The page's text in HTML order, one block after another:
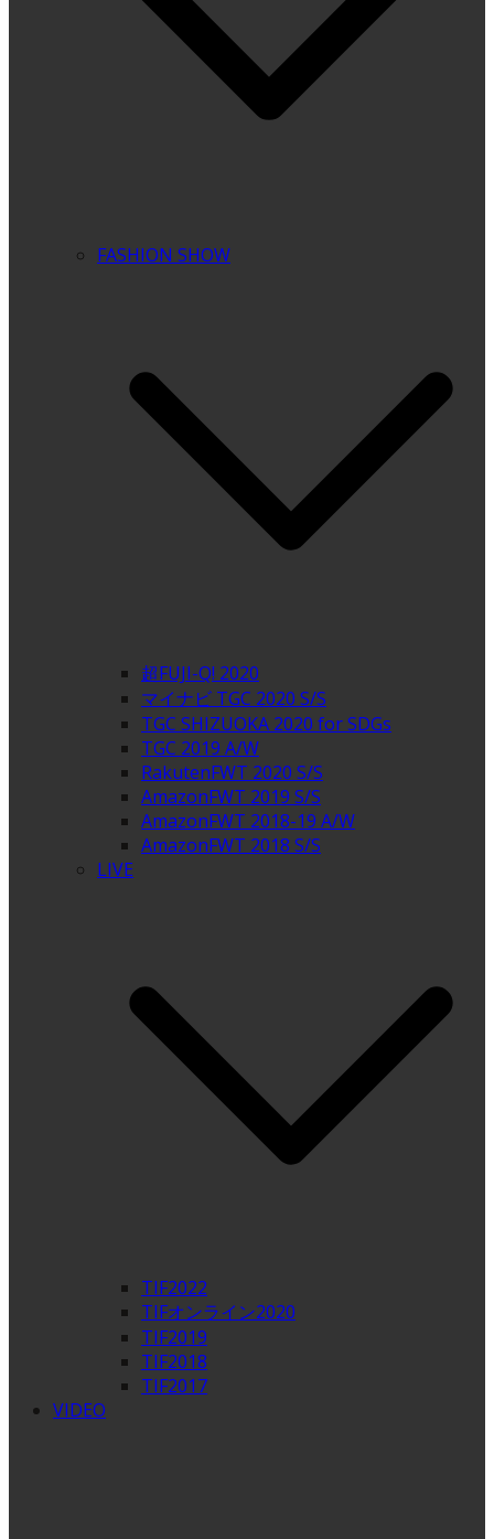
FASHION SHOW
超FUJI-Q! 2020
マイナビ TGC 2020 S/S
TGC SHIZUOKA 2020 for SDGs
TGC 2019 A/W
RakutenFWT 2020 S/S
AmazonFWT 2019 S/S
AmazonFWT 2018-19 A/W
AmazonFWT 2018 S/S
LIVE
TIF2022
TIFオンライン2020
TIF2019
TIF2018
TIF2017
VIDEO